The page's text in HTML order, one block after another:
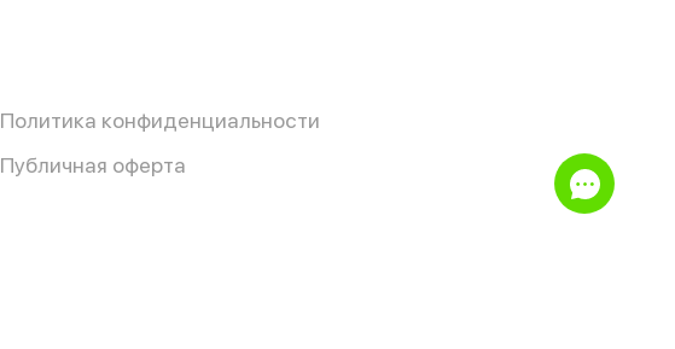
Политика конфиденциальности
Публичная оферта